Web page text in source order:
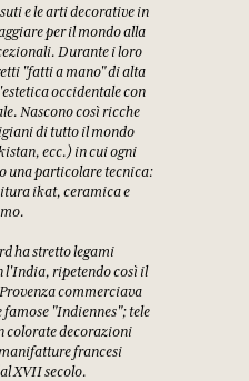
e le arti decorative in
per il mondo alla
Durante i loro
"fatti a mano" di alta
occidentale con
Nascono così ricche
di tutto il mondo
ecc.) in cui ogni
una particolare tecnica:
ikat, ceramica e
ha stretto legami
l'India, ripetendo così il
commerciava
"Indiennes"; tele
colorate decorazioni
francesi
XVII secolo.